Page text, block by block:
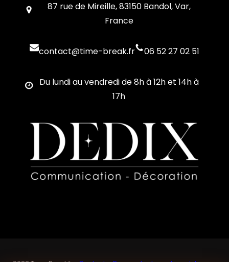
87 rue de Mireille, 83150 Bandol, Var,
France
contact@time-break.fr 06 52 27 02 51
Du lundi au vendredi de 8h à 12h et 14h à
17h